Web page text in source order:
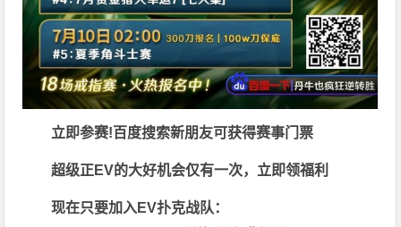
立即参赛!百度搜索新朋友可获得赛事门票
超级正EV的大好机会仅有一次，立即领福利
现在只要加入EV扑克战队：